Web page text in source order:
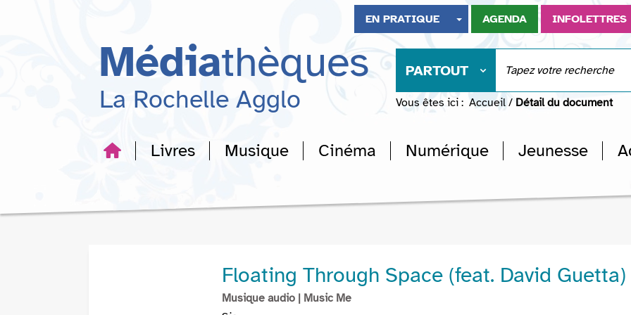
recherche
EN PRATIQUE AGENDA INFOLETTRES
Médiathèques
La Rochelle Agglo
PARTOUT
Vous êtes ici : Accueil / Détail du document
Livres Musique Cinéma Numérique Jeunesse
Floating Through Space (feat. David Guetta)
Musique audio | Music Me